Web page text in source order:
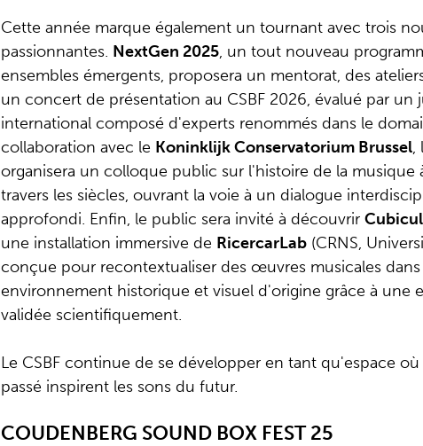
Cette année marque également un tournant avec trois
passionnantes. NextGen 2025, un tout nouveau
ensembles émergents, proposera un mentorat, des
un concert de présentation au CSBF 2026, évalué par un
international composé d'experts renommés dans le
collaboration avec le Koninklijk Conservatorium Brussel,
organisera un colloque public sur l'histoire de la musique
travers les siècles, ouvrant la voie à un dialogue
approfondi. Enfin, le public sera invité à découvrir
une installation immersive de RicercarLab (CRNS,
conçue pour recontextualiser des œuvres musicales
environnement historique et visuel d'origine grâce à une
validée scientifiquement.
Le CSBF continue de se développer en tant qu'espace
passé inspirent les sons du futur.
COUDENBERG SOUND BOX FEST 25